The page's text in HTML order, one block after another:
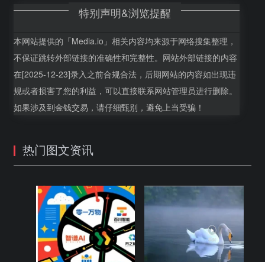
特别声明&浏览提醒
本网站提供的「Media.io」相关内容均来源于网络搜集整理，
不保证跳转外部链接的准确性和完整性。网站外部链接的内容
在[2025-12-23]录入之前合规合法，后期网站的内容如出现违
规或者损害了您的利益，可以直接联系网站管理员进行删除。
如果涉及到金钱交易，请仔细甄别，避免上当受骗！
热门图文资讯